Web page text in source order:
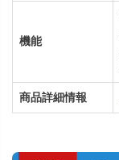
機能
商品詳細情報